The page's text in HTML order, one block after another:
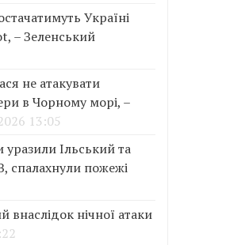
Україні
– Зеленський
не атакувати
в Чорному морі, –
13:05
уразили Ільський та
спалахнули пожежі
внаслідок нічної атаки